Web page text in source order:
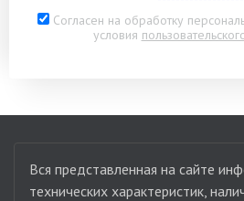
Согласен на обработку
условия
Вся представленная на сайте
технических характеристик,